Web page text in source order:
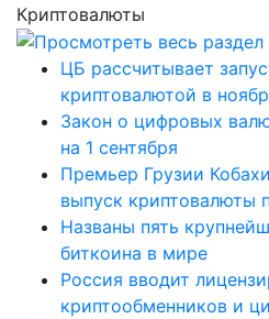
Криптовалюты
ЦБ рассчитывает
криптовалютой в
Закон о цифровых
на 1 сентября
Премьер Грузии
выпуск криптовалюты
Названы пять
биткоина в мире
Россия вводит
криптообменников и